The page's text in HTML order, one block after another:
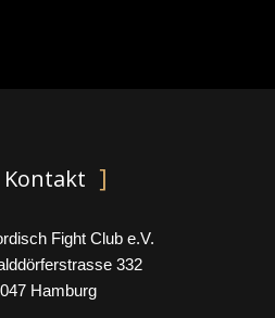
Kontakt
Fight Club e.V.
332
Hamburg